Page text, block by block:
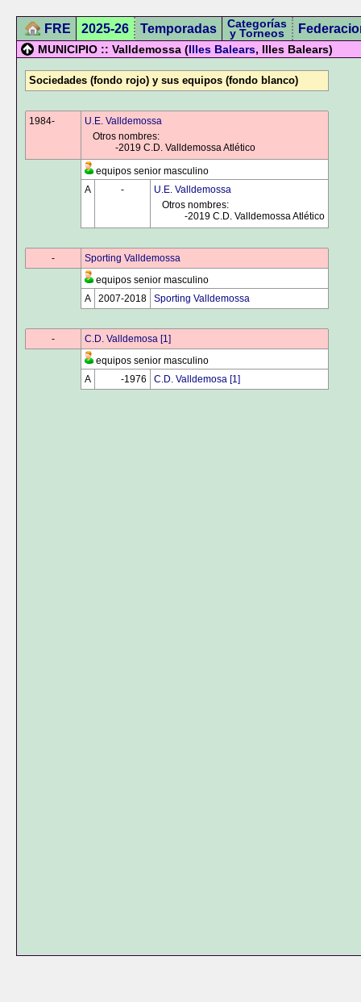
FRE 2025-26 Temporadas Categorías
y Torneos
MUNICIPIO :: Valldemossa (Illes Balears, Illes Balears)
Sociedades (fondo rojo) y sus equipos (fondo blanco)
1984-
U.E. Valldemossa
Otros nombres:
-2019 C.D. Valldemossa Atlético
equipos senior masculino
A
-
U.E. Valldemossa
Otros nombres:
-2019 C.D. Valldemossa Atlético
-
Sporting Valldemossa
equipos senior masculino
A
2007-2018 Sporting Valldemossa
-
C.D. Valldemosa [1]
equipos senior masculino
A
-1976 C.D. Valldemosa [1]